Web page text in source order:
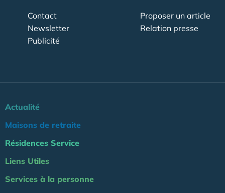
Contact
Newsletter
Publicité
Proposer un article
Relation presse
Actualité
Maisons de retraite
Résidences Service
Liens Utiles
Services à la personne